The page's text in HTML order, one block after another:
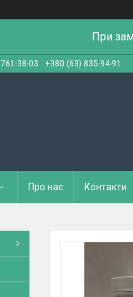
При
38-03 +380 (63) 835-94-91
Про нас Контакти